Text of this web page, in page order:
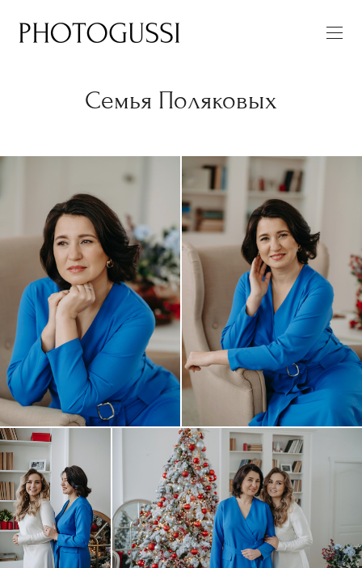
Семья Поляковых